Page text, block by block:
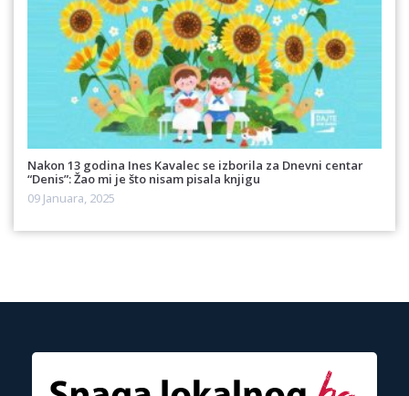
Nakon 13 godina Ines Kavalec se izborila za Dnevni centar
“Denis”: Žao mi je što nisam pisala knjigu
09 Januara, 2025